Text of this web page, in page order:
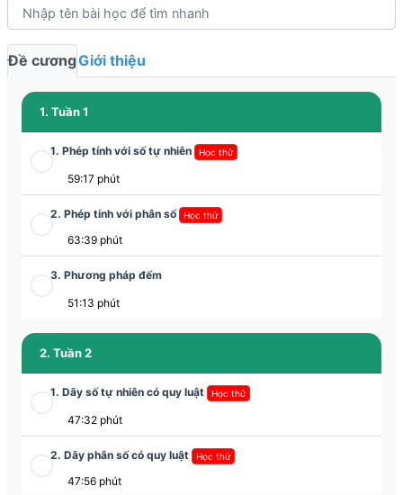
Đề cươngGiới thiệu
1. Tuần 1
1. Phép tính với số tự nhiên Học thử
59:17 phút
2. Phép tính với phân số Học thử
63:39 phút
3. Phương pháp đếm
51:13 phút
2. Tuần 2
1. Dãy số tự nhiên có quy luật Học thử
47:32 phút
2. Dãy phân số có quy luật Học thử
47:56 phút